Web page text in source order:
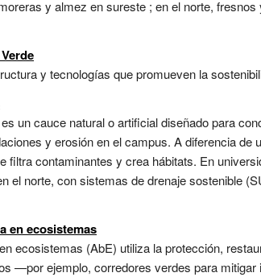
y almez en sureste ; en el norte,
y tecnologías que promueven la
un cauce natural o artificial diseñado para
y erosión en el campus. A diferencia
filtra contaminantes y crea hábitats. En
el norte, con sistemas de drenaje sostenible
en ecosistemas
ecosistemas (AbE) utiliza la protección,
—por ejemplo, corredores verdes para